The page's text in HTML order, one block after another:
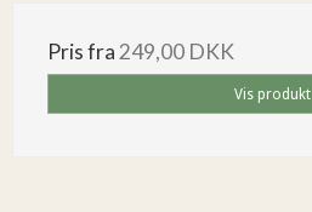
Pris fra249,00 DKK
Vis produkt